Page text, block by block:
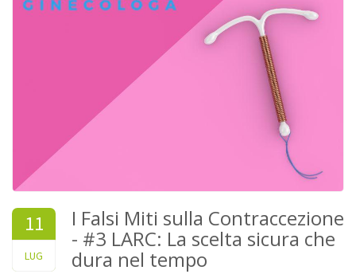
11
LUG
2024
I Falsi Miti sulla Contraccezione
- #3 LARC: La scelta sicura che
dura nel tempo